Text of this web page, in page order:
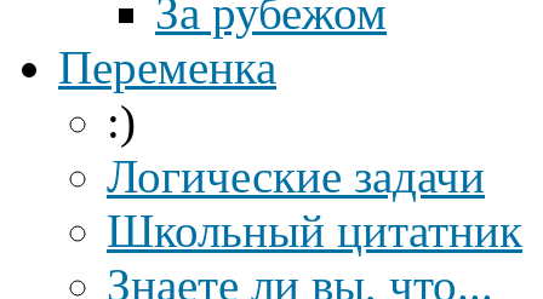
За рубежом
Переменка
:)
Логические задачи
Школьный цитатник
Знаете ли вы, что...